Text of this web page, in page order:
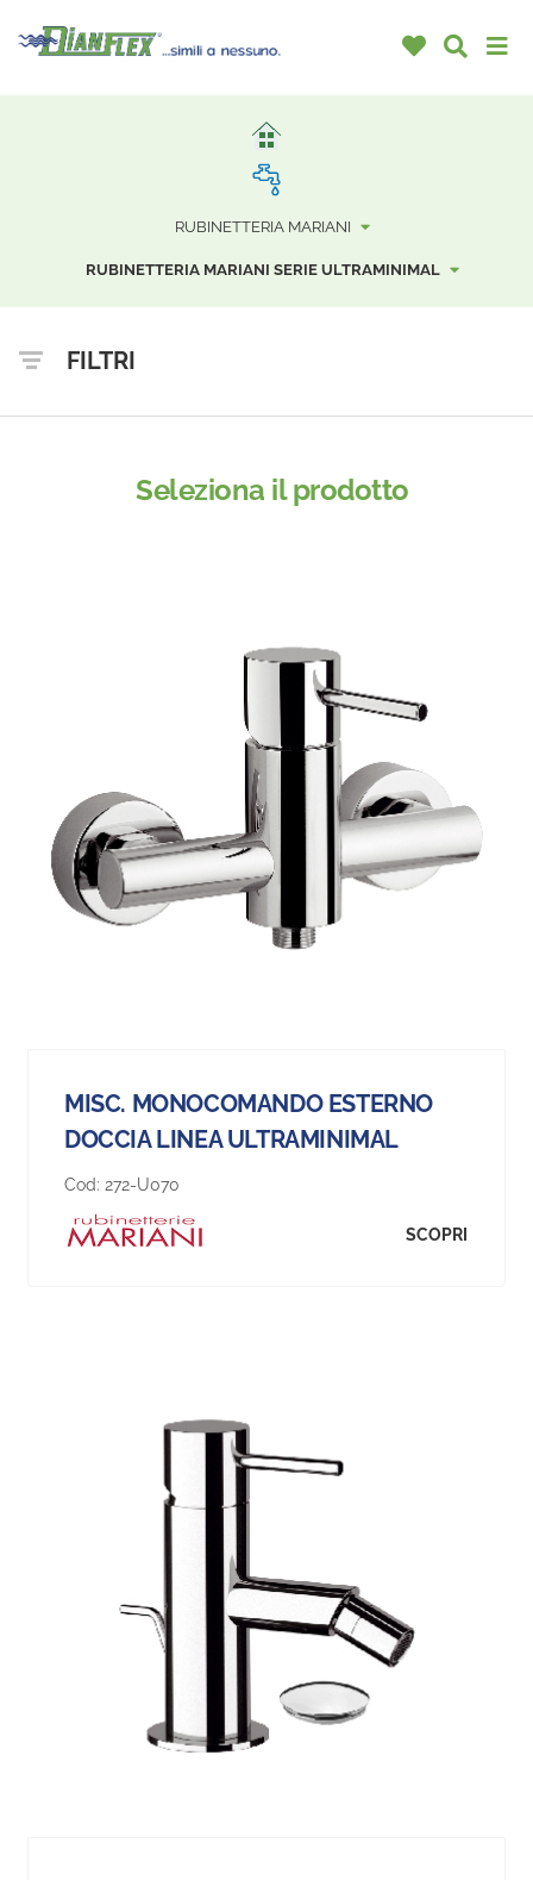
RUBINETTERIA MARIANI
RUBINETTERIA MARIANI SERIE ULTRAMINIMAL
FILTRI
Seleziona il prodotto
MISC. MONOCOMANDO ESTERNO
DOCCIA LINEA ULTRAMINIMAL
Cod: 272-U070
SCOPRI